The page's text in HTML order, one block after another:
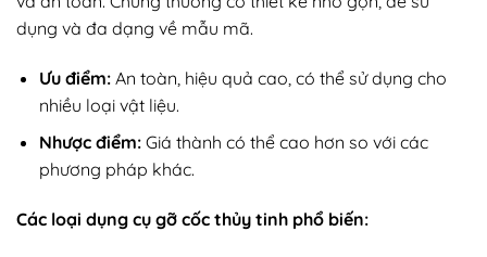
dụng và đa dạng về mẫu mã.
Ưu điểm:An toàn, hiệu quả cao, có thể sử dụng cho
nhiều loại vật liệu.
Nhược điểm:Giá thành có thể cao hơn so với các
phương pháp khác.
Các loại dụng cụ gỡ cốc thủy tinh phổ biến: